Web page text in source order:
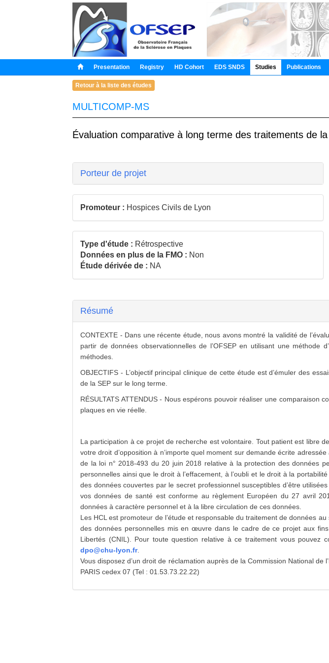
Presentation Registry HD Cohort EDS SNDS Studies Publications
Retour à la liste des études
MULTICOMP-MS
Évaluation comparative à long terme des traitements de
Porteur de projet
Promoteur : Hospices Civils de Lyon
Type d'étude : Rétrospective
Données en plus de la FMO : Non
Étude dérivée de : NA
Résumé
CONTEXTE - Dans une récente étude, nous avons montré la validité de
partir de données observationnelles de l’OFSEP en utilisant une méthode
méthodes.
OBJECTIFS - L’objectif principal clinique de cette étude est d’émuler des
de la SEP sur le long terme.
RÉSULTATS ATTENDUS - Nous espérons pouvoir réaliser une
plaques en vie réelle.
La participation à ce projet de recherche est volontaire. Tout patient est libre
votre droit d’opposition à n’importe quel moment sur demande écrite
de la loi n° 2018-493 du 20 juin 2018 relative à la protection des données
personnelles ainsi que le droit à l’effacement, à l’oubli et le droit à la
des données couvertes par le secret professionnel susceptibles d’être
vos données de santé est conforme au règlement Européen du 27 avril
données à caractère personnel et à la libre circulation de ces données.
Les HCL est promoteur de l’étude et responsable du traitement de données
des données personnelles mis en œuvre dans le cadre de ce projet aux
Libertés (CNIL). Pour toute question relative à ce traitement vous pouvez
dpo@chu-lyon.fr.
Vous disposez d’un droit de réclamation auprès de la Commission National
PARIS cedex 07 (Tel : 01.53.73.22.22)